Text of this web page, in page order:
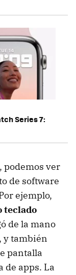
Series 7:
podemos ver
de software
ejemplo,
teclado
de la mano
y también
pantalla
de apps. La